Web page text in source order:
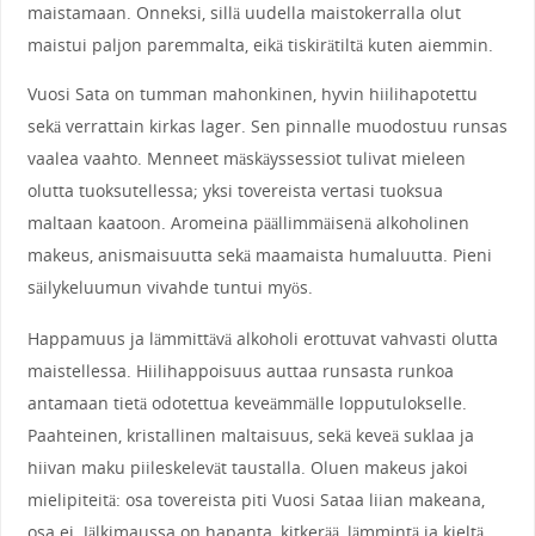
maistamaan. Onneksi, sillä uudella maistokerralla olut
maistui paljon paremmalta, eikä tiskirätiltä kuten aiemmin.
Vuosi Sata on tumman mahonkinen, hyvin hiilihapotettu
sekä verrattain kirkas lager. Sen pinnalle muodostuu runsas
vaalea vaahto. Menneet mäskäyssessiot tulivat mieleen
olutta tuoksutellessa; yksi tovereista vertasi tuoksua
maltaan kaatoon. Aromeina päällimmäisenä alkoholinen
makeus, anismaisuutta sekä maamaista humaluutta. Pieni
säilykeluumun vivahde tuntui myös.
Happamuus ja lämmittävä alkoholi erottuvat vahvasti olutta
maistellessa. Hiilihappoisuus auttaa runsasta runkoa
antamaan tietä odotettua keveämmälle lopputulokselle.
Paahteinen, kristallinen maltaisuus, sekä keveä suklaa ja
hiivan maku piileskelevät taustalla. Oluen makeus jakoi
mielipiteitä: osa tovereista piti Vuosi Sataa liian makeana,